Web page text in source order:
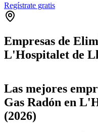
Regístrate gratis
Empresas de
L'Hospitalet de
+
−
Las mejores
Gas Radón en
(2026)